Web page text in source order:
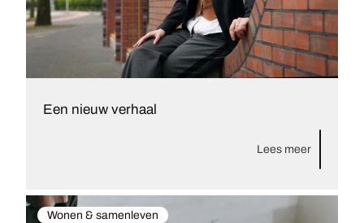
Een nieuw verhaal
Lees meer
Wonen & samenleven